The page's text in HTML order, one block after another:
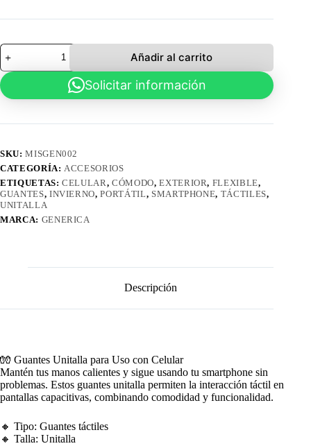
original
Q45.00.
actual
Q29.00.
Guantes
unitalla
para
usar
con
Añadir al carrito
Solicitar información
SKU:MISGEN002
CATEGORÍA: ACCESORIOS
ETIQUETAS:CELULAR,CÓMODO,EXTERIOR, FLEXIBLE,
GUANTES, INVIERNO,PORTÁTIL, SMARTPHONE, TÁCTILES,
UNITALLA
MARCA: GENERICA
Descripción
🧤 Guantes Unitalla para Uso con Celular
Mantén tus manos calientes y sigue usando tu smartphone sin
problemas. Estos guantes unitalla permiten la interacción táctil en
pantallas capacitivas, combinando comodidad y funcionalidad.
🔸 Tipo: Guantes táctiles
🔸 Talla: Unitalla